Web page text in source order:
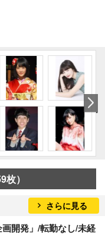
）
さらに見る
開発」/転勤なし/未経